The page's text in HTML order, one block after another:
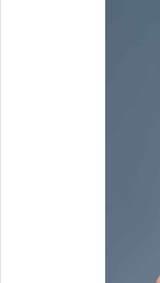
وجميعها
الجلدية.
الدورية
من